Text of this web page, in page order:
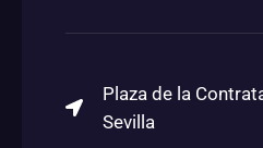
Plaza de la
Sevilla